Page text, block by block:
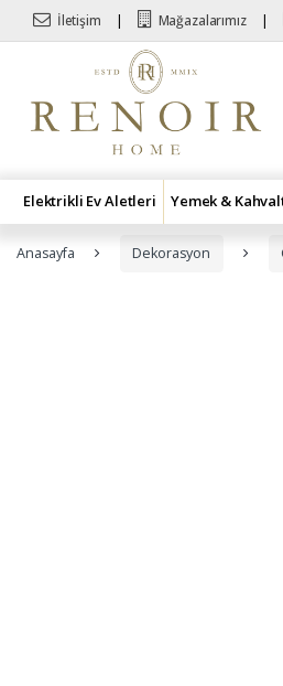
Skip to navigation
Skip to content
İletişim Mağazalarımız
Elektrikli Ev Aletleri Yemek &
Anasayfa Dekorasyon